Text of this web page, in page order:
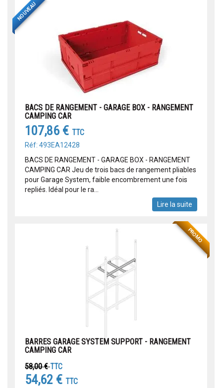
NOUVEAU
BACS DE RANGEMENT - GARAGE BOX - RANGEMENT
CAMPING CAR
107,86 € TTC
Réf: 493EA12428
BACS DE RANGEMENT - GARAGE BOX - RANGEMENT
CAMPING CAR Jeu de trois bacs de rangement pliables
pour Garage System, faible encombrement une fois
repliés. Idéal pour le ra...
Lire la suite
PROMO
BARRES GARAGE SYSTEM SUPPORT - RANGEMENT
CAMPING CAR
58,00 €TTC
54,62 € TTC